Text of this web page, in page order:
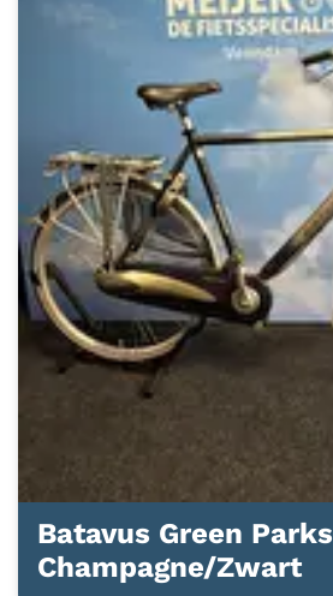
Batavus Green Parks
Champagne/Zwart